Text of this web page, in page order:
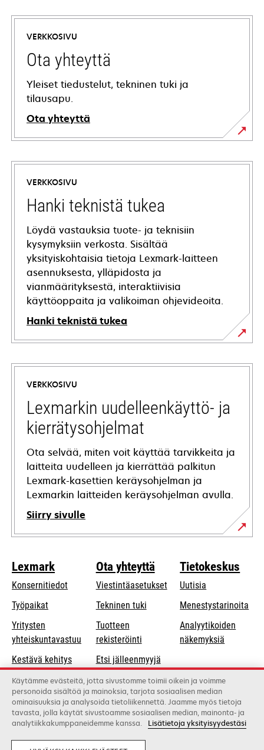
VERKKOSIVU
Ota yhteyttä
Yleiset tiedustelut, tekninen tuki ja
tilausapu.
Ota yhteyttä
VERKKOSIVU
Hanki teknistä tukea
Löydä vastauksia tuote- ja teknisiin
kysymyksiin verkosta. Sisältää
yksityiskohtaisia tietoja Lexmark-laitteen
asennuksesta, ylläpidosta ja
vianmäärityksestä, interaktiivisia
käyttöoppaita ja valikoiman ohjevideoita.
Hanki teknistä tukea
opens
in
new
tab
VERKKOSIVU
Lexmarkin uudelleenkäyttö- ja
kierrätysohjelmat
Ota selvää, miten voit käyttää tarvikkeita ja
laitteita uudelleen ja kierrättää palkitun
Lexmark-kasettien keräysohjelman ja
Lexmarkin laitteiden keräysohjelman avulla.
Siirry sivulle
Lexmark
Konsernitiedot
Työpaikat
Yritysten
yhteiskuntavastuu opens
a
new
tab
Kestävä kehitys
Lexmarkin
kumppanit
Ota yhteyttä
Viestintäasetukset
Tekninen tukiopens
tab
Tuotteen
rekisteröinti
Etsi jälleenmyyjä
Luettelo
tukkukauppiaista
Tietokeskus
Uutisia
Menestystarinoita
Analyytikoiden
näkemyksiä
Lexmark International, Inc., Xeroxin yritys
©2026 Kaikki oikeudet pidätetään.
Käytämme evästeitä, jotta sivustomme toimii oikein ja voimme
personoida sisältöä ja mainoksia, tarjota sosiaalisen median
ominaisuuksia ja analysoida tietoliikennettä. Jaamme myös tietoja
tavasta, jolla käytät sivustoamme sosiaalisen median, mainonta- ja
analytiikkakumppaneidemme kanssa.
Lisätietoja yksityisyydestäsi